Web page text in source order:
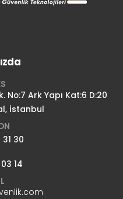
No:7 Ark Yapı Kat:6 D:20
İstanbul
30
14